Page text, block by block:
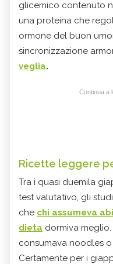
glicemico contenuto
una proteina che
ormone del buon
sincronizzazione
veglia.
Continua a
Ricette leggere
Tra i quasi duemila
test valutativo, gli
che chi assumeva
dieta dormiva
consumava noodles o
Certamente per i